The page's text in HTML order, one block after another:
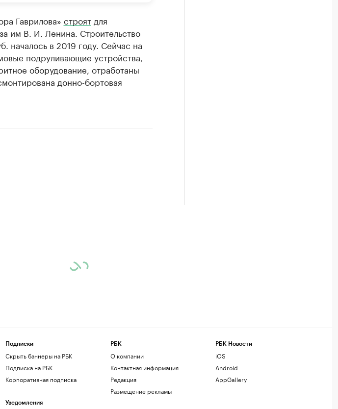
Гаврилова» строятдля
им В. И. Ленина. Строительство
началось в 2019 году. Сейчас на
подруливающие устройства,
оборудование, отработаны
донно-бортовая
Подписки
Скрыть баннеры на РБК
Подписка на РБК
Корпоративная подписка
Уведомления
РБК
О компании
Контактная информация
Редакция
Размещение рекламы
РБК Новости
iOS
Android
AppGallery